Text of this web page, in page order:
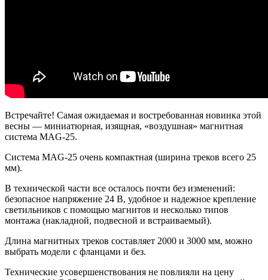
Встречайте! Самая ожидаемая и востребованная новинка этой
весны — миниатюрная, изящная, «воздушная» магнитная
система MAG-25.
Система MAG-25 очень компактная (ширина треков всего 25
мм).
В технической части все осталось почти без изменений:
безопасное напряжение 24 В, удобное и надежное крепление
светильников с помощью магнитов и несколько типов
монтажа (накладной, подвесной и встраиваемый).
Длина магнитных треков составляет 2000 и 3000 мм, можно
выбрать модели с фланцами и без.
Технические усовершенствования не повлияли на цену